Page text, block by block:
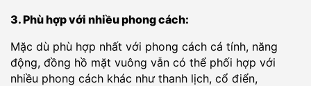
3. Phù hợp với nhiều phong cách:
Mặc dù phù hợp nhất với phong cách cá tính, năng
động, đồng hồ mặt vuông vẫn có thể phối hợp với
nhiều phong cách khác như thanh lịch, cổ điển,